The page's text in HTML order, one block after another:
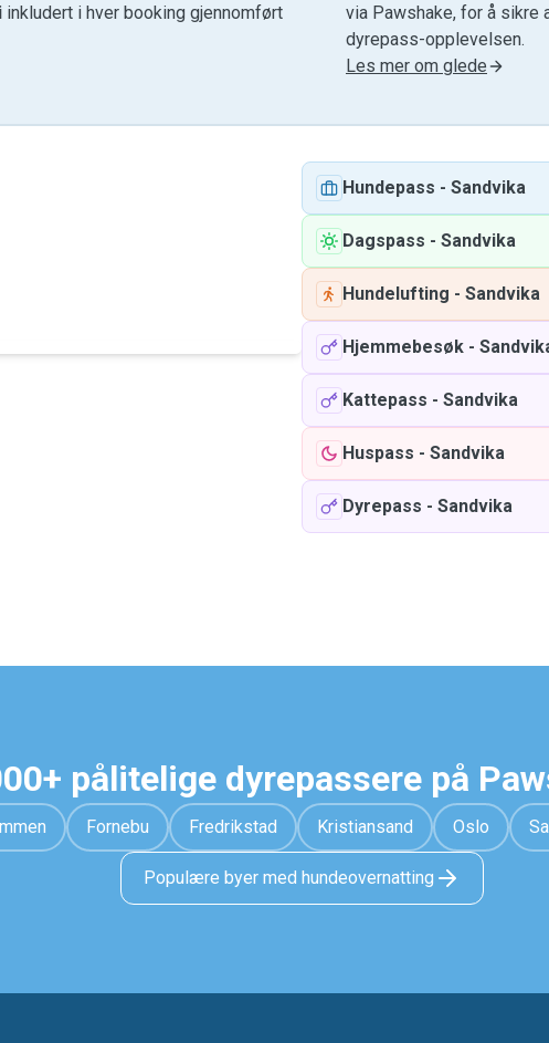
inkludert i hver booking gjennomført
via Pawshake, for å
dyrepass-opplevelsen.
Les mer om glede
Hundepass - Sandvika
Dagspass - Sandvika
Hundelufting - Sandvika
Hjemmebesøk -
Kattepass - Sandvika
Huspass - Sandvika
Dyrepass - Sandvika
pålitelige dyrepassere på
Fornebu Fredrikstad Kristiansand Oslo
Populære byer med hundeovernatting